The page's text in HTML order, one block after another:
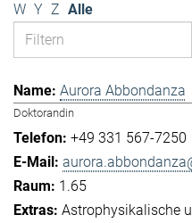
W Y Z Alle
Aurora Abbondanza
Doktorandin
+49 331 567-7250
1.65
Astrophysikalische